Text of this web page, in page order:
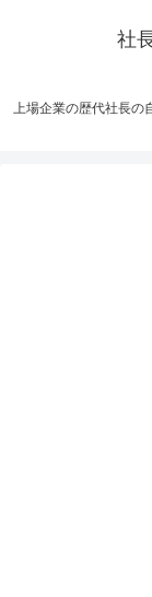
社
上場企業の歴代社長の